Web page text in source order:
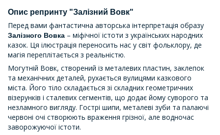
Опис репринту "Залізний Вовк"
Перед вами фантастична авторська інтерпретація образу
Залізного Вовка – міфічної істоти з українських народних
казок. Ця ілюстрація переносить нас у світ фольклору, де
магія переплітається з реальністю.
Могутній Вовк, створений із металевих пластин, заклепок
та механічних деталей, рухається вулицями казкового
міста. Його тіло складається зі складних геометричних
візерунків і сталевих сегментів, що додає йому суворого та
незламного вигляду. Гострі шипи, металеві зуби та палаючі
червоні очі створюють враження грізної, але водночас
заворожуючої істоти.